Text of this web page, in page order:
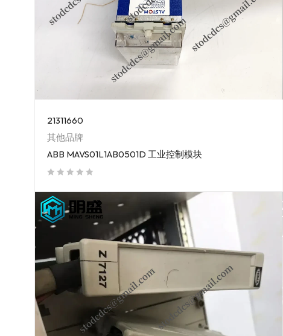
21311660
其他品牌
ABB MAVS01L1AB0501D 工业控制模块